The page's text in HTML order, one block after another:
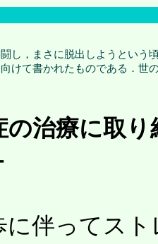
し，まさに脱出しようという
けて書かれたものである．世
の治療に取
伴ってスト